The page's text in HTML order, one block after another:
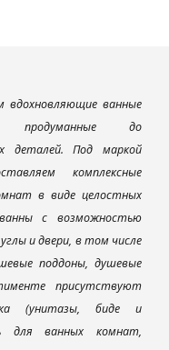
вдохновляющие ванные
продуманные до
деталей. Под маркой
комплексные
в виде целостных
с возможностью
и двери, в том числе
поддоны, душевые
присутствуют
(унитазы, биде и
для ванных комнат,